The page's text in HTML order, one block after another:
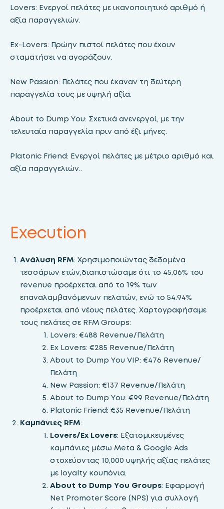
Lovers: Ενεργοί πελάτες με ικανοποιητικό αριθμό ή
αξία παραγγελιών.
Ex-Lovers: Πρώην πιστοί πελάτες που έχουν
σταματήσει να αγοράζουν.
New Passion: Πελάτες που έκαναν τη δεύτερη
παραγγελία τους με υψηλή αξία.
About to Dump You: Σχετικά ανενεργοί, με την
τελευταία παραγγελία πριν από έξι μήνες.
Platonic Friend: Ενεργοί πελάτες με μέτριο αριθμό και
αξία παραγγελιών..
Execution
Ανάλυση RFM: Χρησιμοποιώντας δεδομένα
τεσσάρων ετών,διαπιστώσαμε ότι το 45.06% του
revenue προέρχεται από το 19% των
επαναλαμβανόμενων πελατών, ενώ το 54.94%
προέρχεται από νέους πελάτες. Χαρτογραφήσαμε
τους πελάτες σε RFM Groups:
Lovers: €488 Revenue/Πελάτη
Ex Lovers: €285 Revenue/Πελάτη
About to Dump You VIP: €476 Revenue/
Πελάτη
New Passion: €137 Revenue/Πελάτη
About to Dump You: €99 Revenue/Πελάτη
Platonic Friend: €35 Revenue/Πελάτη
Καμπάνιες RFM:
Lovers/Ex Lovers: Εξατομικευμένες
καμπάνιες μέσω Meta & Google Ads
στοχεύοντας 10,000 υψηλής αξίας πελάτες
με loyalty κουπόνια.
About to Dump You Groups: Εφαρμογή
Net Promoter Score (NPS) για συλλογή